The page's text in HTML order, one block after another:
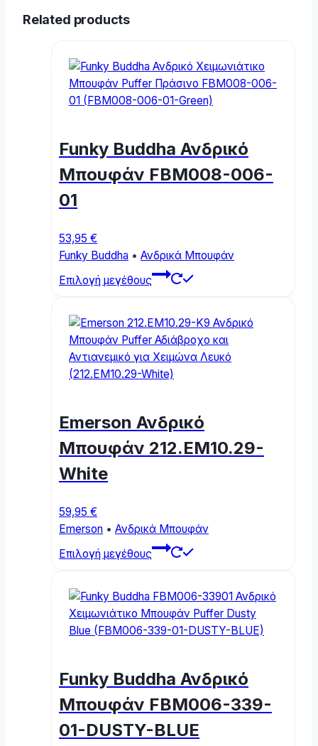
Related products
Funky Buddha Ανδρικό
Μπουφάν FBM008-006-
01
53,95 €
Funky Buddha • Ανδρικά Μπουφάν
Επιλογή μεγέθους
multiple
variants.
The
chosen
on
the
Emerson Ανδρικό
Μπουφάν 212.EM10.29-
White
59,95 €
Emerson • Ανδρικά Μπουφάν
Επιλογή μεγέθους
multiple
variants.
The
be
chosen
on
the
Funky Buddha Ανδρικό
Μπουφάν FBM006-339-
01-DUSTY-BLUE